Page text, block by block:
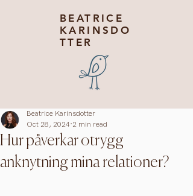
BEATRICE
KARINSDO
TTER
Hur påverkar otrygg
anknytning mina relationer?
Beatrice Karinsdotter
Oct 28, 2024 2 min read